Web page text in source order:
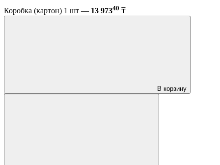
Коробка (картон) 1 шт — 13 97340 ₸
В корзину